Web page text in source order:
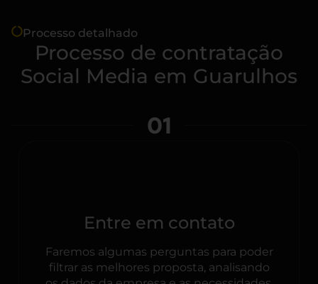
Processo detalhado
Processo de contratação
Social Media em Guarulhos
01
Entre em contato
Faremos algumas perguntas para poder
filtrar as melhores proposta, analisando